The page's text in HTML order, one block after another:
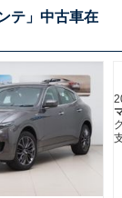
テ」中古車在
2021(R3) 走行5.9万km
マセラティ レヴァンテ
グランスポーツ
支払総額
560.9万円